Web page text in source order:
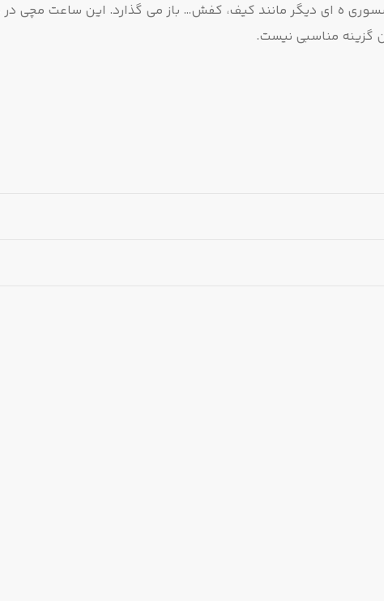
ه ای دیگر مانند کیف، کفش… باز می گذارد. این ساعت مچی در
گزینه مناسبی نیست.